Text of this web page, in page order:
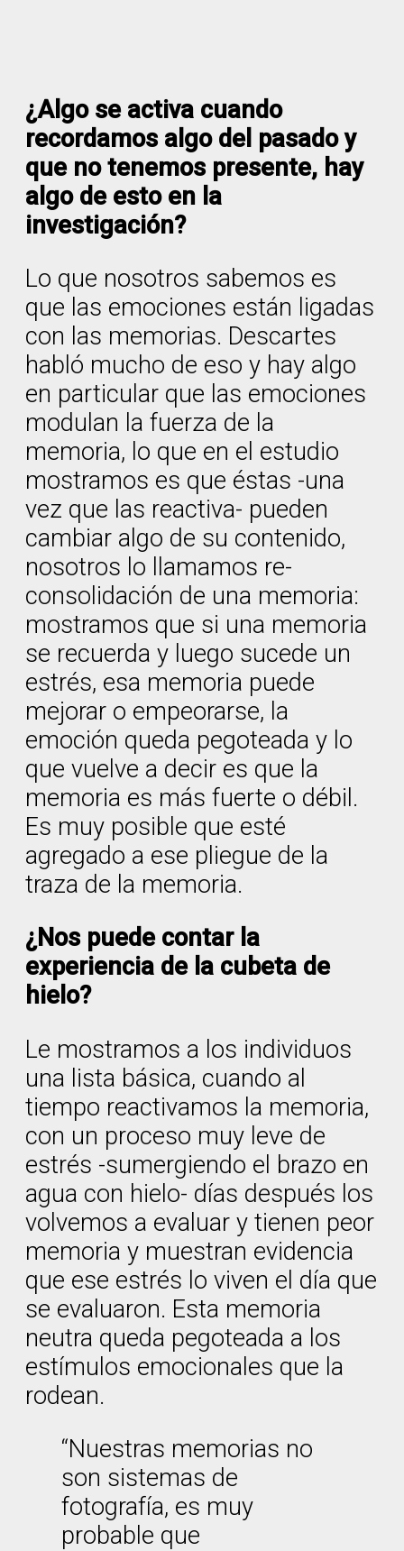
¿Algo se activa cuando
recordamos algo del pasado y
que no tenemos presente, hay
algo de esto en la
investigación?
Lo que nosotros sabemos es
que las emociones están ligadas
con las memorias. Descartes
habló mucho de eso y hay algo
en particular que las emociones
modulan la fuerza de la
memoria, lo que en el estudio
mostramos es que éstas -una
vez que las reactiva- pueden
cambiar algo de su contenido,
nosotros lo llamamos re-
consolidación de una memoria:
mostramos que si una memoria
se recuerda y luego sucede un
estrés, esa memoria puede
mejorar o empeorarse, la
emoción queda pegoteada y lo
que vuelve a decir es que la
memoria es más fuerte o débil.
Es muy posible que esté
agregado a ese pliegue de la
traza de la memoria.
¿Nos puede contar la
experiencia de la cubeta de
hielo?
Le mostramos a los individuos
una lista básica, cuando al
tiempo reactivamos la memoria,
con un proceso muy leve de
estrés -sumergiendo el brazo en
agua con hielo- días después los
volvemos a evaluar y tienen peor
memoria y muestran evidencia
que ese estrés lo viven el día que
se evaluaron. Esta memoria
neutra queda pegoteada a los
estímulos emocionales que la
rodean.
“Nuestras memorias no
son sistemas de
fotografía, es muy
probable que